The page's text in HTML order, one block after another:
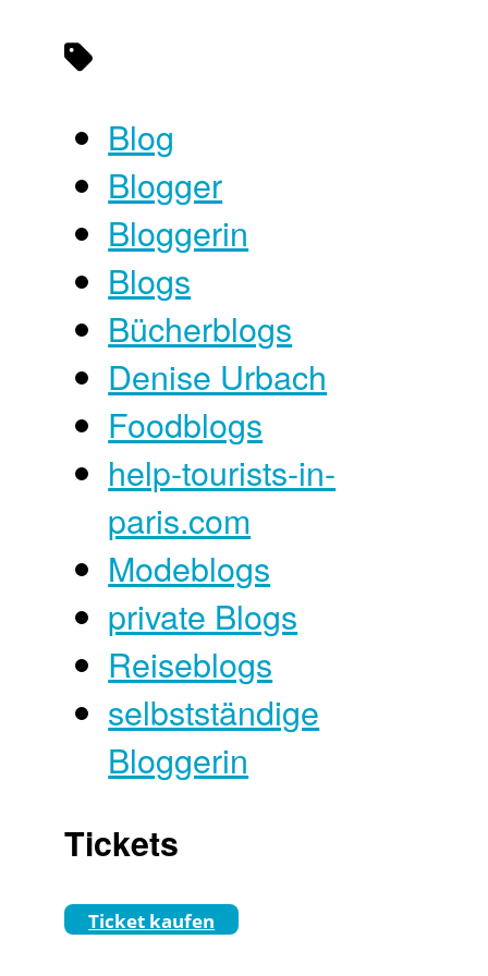
Blog
Blogger
Bloggerin
Blogs
Bücherblogs
Denise Urbach
Foodblogs
help-tourists-in-
paris.com
Modeblogs
private Blogs
Reiseblogs
selbstständige
Bloggerin
Tickets
Ticket kaufen